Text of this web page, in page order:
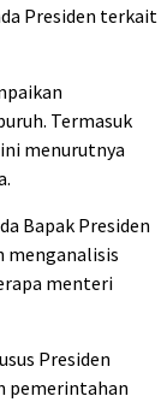
Presiden terkait
Termasuk
menurutnya
Bapak Presiden
menganalisis
menteri
Presiden
pemerintahan